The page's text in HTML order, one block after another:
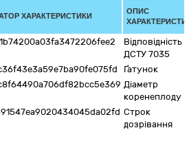
ХАРАКТЕРИСТИКИ
ОПИС
Відповідність
ДСТУ 7035
Ґатунок
Діаметр
коренеплоду
Строк
дозрівання